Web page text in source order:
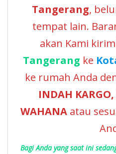
Tangerang,
tempat lain.
akan Kami
Tangerang ke
ke rumah Anda
INDAH
WAHANA atau
Bagi Anda yang saat ini